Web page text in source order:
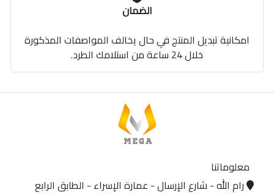
الضمان
امكانية تبديل المنتج في حال يخالف المواصفات المذكورة
خلال 24 ساعة من استلامك الطرد.
معلوماتنا
رام الله - شارع الإرسال - عمارة الإسراء - الطابق الرابع